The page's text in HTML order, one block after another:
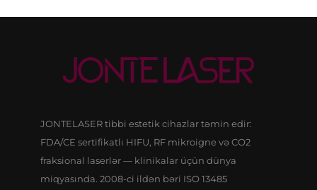
JONTELASER tibbi estetik cihazlar təmin edir:
FDA/CE sertifikatlı HIFU, RF mikroigne və CO2
fraksional laserlər — klinikalar üçün dünya
miqyasında. 2008-ci ildən bəri ISO 13485